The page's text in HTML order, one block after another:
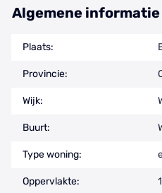
Algemene informatie
Plaats:
Provincie:
Wijk:
Buurt:
Type woning:
Oppervlakte: